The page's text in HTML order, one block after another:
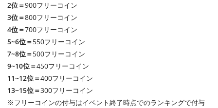
2位＝900フリーコイン
3位＝800フリーコイン
4位＝700フリーコイン
5~6位＝550フリーコイン
7~8位＝500フリーコイン
9~10位＝450フリーコイン
11~12位＝400フリーコイン
13~15位＝300フリーコイン
※フリーコインの付与はイベント終了時点でのランキングで付与